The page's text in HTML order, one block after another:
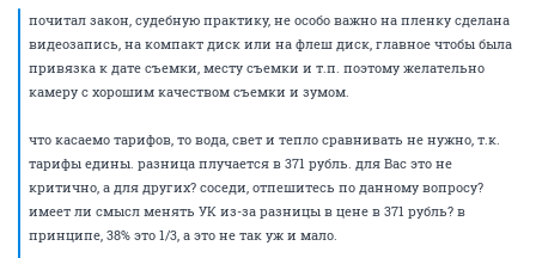
почитал закон, судебную практику, не особо важно на пленку сделана
видеозапись, на компакт диск или на флеш диск, главное чтобы была
привязка к дате съемки, месту съемки и т.п. поэтому желательно
камеру с хорошим качеством съемки и зумом.
что касаемо тарифов, то вода, свет и тепло сравнивать не нужно, т.к.
тарифы едины. разница плучается в 371 рубль. для Вас это не
критично, а для других? соседи, отпешитесь по данному вопросу?
имеет ли смысл менять УК из-за разницы в цене в 371 рубль? в
принципе, 38% это 1/3, а это не так уж и мало.